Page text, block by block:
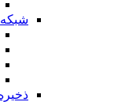
شبکه